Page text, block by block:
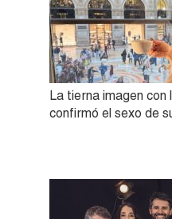
La tierna imagen con
confirmó el sexo de